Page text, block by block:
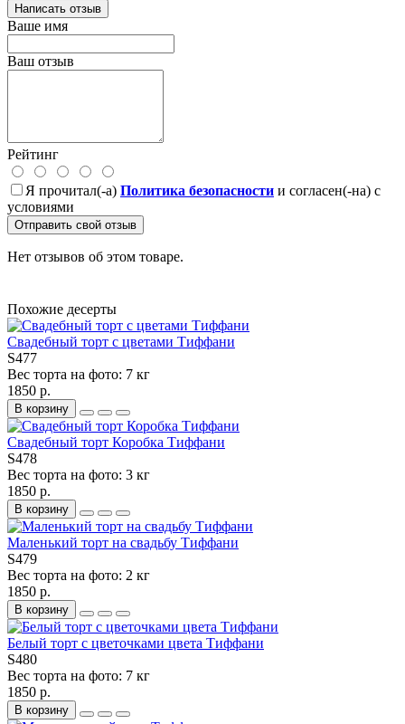
Написать отзыв
Ваше имя
Ваш отзыв
Рейтинг
Я прочитал(-а) Политика безопасности и согласен(-на) с
условиями
Отправить свой отзыв
Нет отзывов об этом товаре.
Похожие десерты
Свадебный торт с цветами Тиффани
S477
Вес торта на фото: 7 кг
1850 р.
В корзину
Свадебный торт Коробка Тиффани
S478
Вес торта на фото: 3 кг
1850 р.
В корзину
Маленький торт на свадьбу Тиффани
S479
Вес торта на фото: 2 кг
1850 р.
В корзину
Белый торт с цветочками цвета Тиффани
S480
Вес торта на фото: 7 кг
1850 р.
В корзину